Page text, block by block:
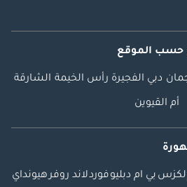
حسب الموقع
دبي الفجيرة رأس الخيمة الشارقة
أم القيوين
لكزس بي ام دبليوفوردلاند روفرهيونداي